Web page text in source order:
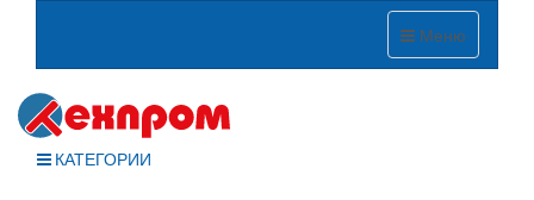
Меню
КАТЕГОРИИ